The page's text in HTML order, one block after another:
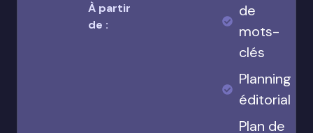
À partir
de :
de
mots-
clés
Planning
éditorial
Plan de